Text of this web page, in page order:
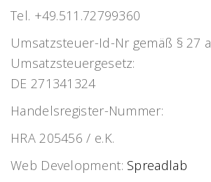
Tel. +49.511.72799360
Umsatzsteuer-Id-Nr gemäß § 27 a
Umsatzsteuergesetz:
DE 271341324
Handelsregister-Nummer:
HRA 205456 / e.K.
Web Development: Spreadlab